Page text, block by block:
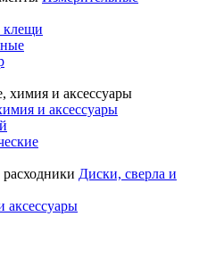
клещи
и аксессуары
Диски, сверла и
аксессуары